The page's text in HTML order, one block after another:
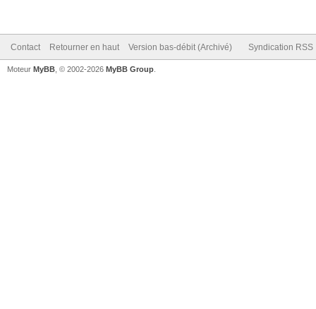
Contact Retourner en haut Version bas-débit (Archivé) Syndication RSS
Moteur MyBB , © 2002-2026 MyBB Group